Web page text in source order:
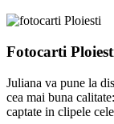
Fotocarti
Juliana va pune la
cea mai buna
captate in clipele